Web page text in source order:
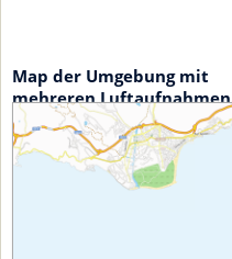
Map der Umgebung mit
mehreren Luftaufnahmen